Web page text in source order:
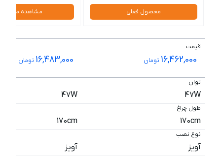
محصول فعلی مشاهده
قیمت
16,462,000 تومان 16,483,000 تومان
توان
47W
47W
طول چراغ
170cm
170cm
نوع نصب
آویز آویز